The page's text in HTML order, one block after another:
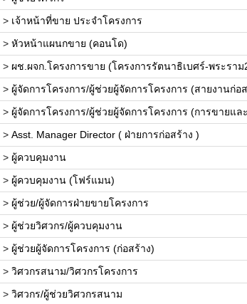
> เจ้าหน้าที่ขาย ประจำโครงการ
> หัวหน้าแผนกขาย (คอนโด)
> ผช.ผจก.โครงการขาย (โครงการรัตนาธิเบศร์-พระราม
> ผู้จัดการโครงการ/ผู้ช่วยผู้จัดการโครงการ (สายงานก่อ
> ผู้จัดการโครงการ/ผู้ช่วยผู้จัดการโครงการ (การขายแล
> Asst. Manager Director ( ฝ่ายการก่อสร้าง )
> ผู้ควบคุมงาน
> ผู้ควบคุมงาน (โฟร์แมน)
> ผู้ช่วย/ผู้จัดการฝ่ายขายโครงการ
> ผู้ช่วยวิศวกร/ผู้ควบคุมงาน
> ผู้ช่วยผู้จัดการโครงการ (ก่อสร้าง)
> วิศวกรสนาม/วิศวกรโครงการ
> วิศวกร/ผู้ช่วยวิศวกรสนาม